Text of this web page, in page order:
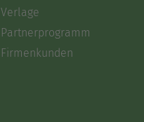
Verlage
Partnerprogramm
Firmenkunden